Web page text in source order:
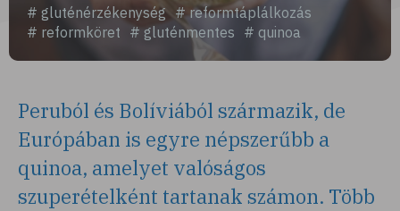
# gluténérzékenység # reformtáplálkozás
# reformköret # gluténmentes # quinoa
Peruból és Bolíviából származik, de
Európában is egyre népszerűbb a
quinoa, amelyet valóságos
szuperételként tartanak számon. Több